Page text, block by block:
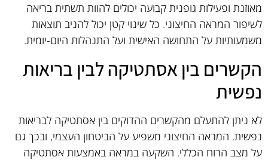
מאוזנת ופעילות גופנית קבועה יכולים להוות תשתית בריאה
לשיפור המראה החיצוני. כל שינוי קטן יכול להניב תוצאות
משמעותיות על התחושה האישית ועל התנהלות היום-יומית.
הקשרים בין אסתטיקה לבין בריאות
נפשית
לא ניתן להתעלם מהקשרים ההדוקים בין אסתטיקה לבריאות
נפשית. המראה החיצוני משפיע על הביטחון העצמי, ובכך גם
על מצב הרוח הכללי. השקעה במראה באמצעות אסתטיקה